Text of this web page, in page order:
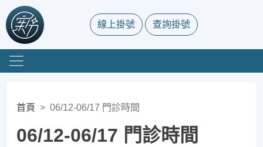
線上掛號 查詢掛號
首頁 06/12-06/17 門診時間
06/12-06/17 門診時間